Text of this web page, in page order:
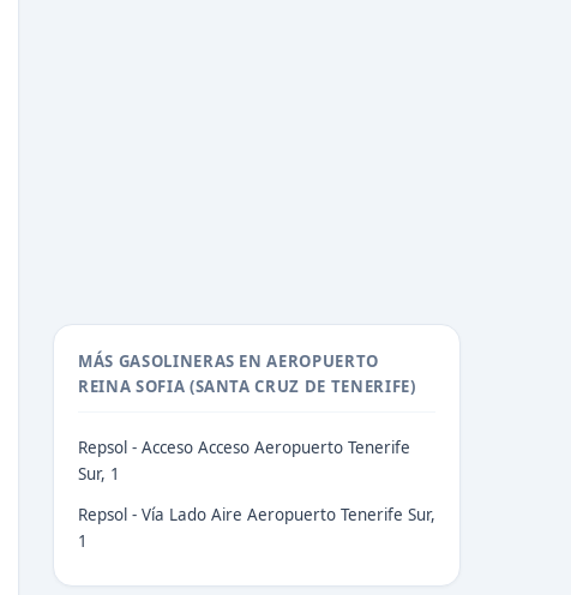
MÁS GASOLINERAS EN AEROPUERTO
REINA SOFIA (SANTA CRUZ DE TENERIFE)
Repsol - Acceso Acceso Aeropuerto Tenerife
Sur, 1
Repsol - Vía Lado Aire Aeropuerto Tenerife Sur,
1